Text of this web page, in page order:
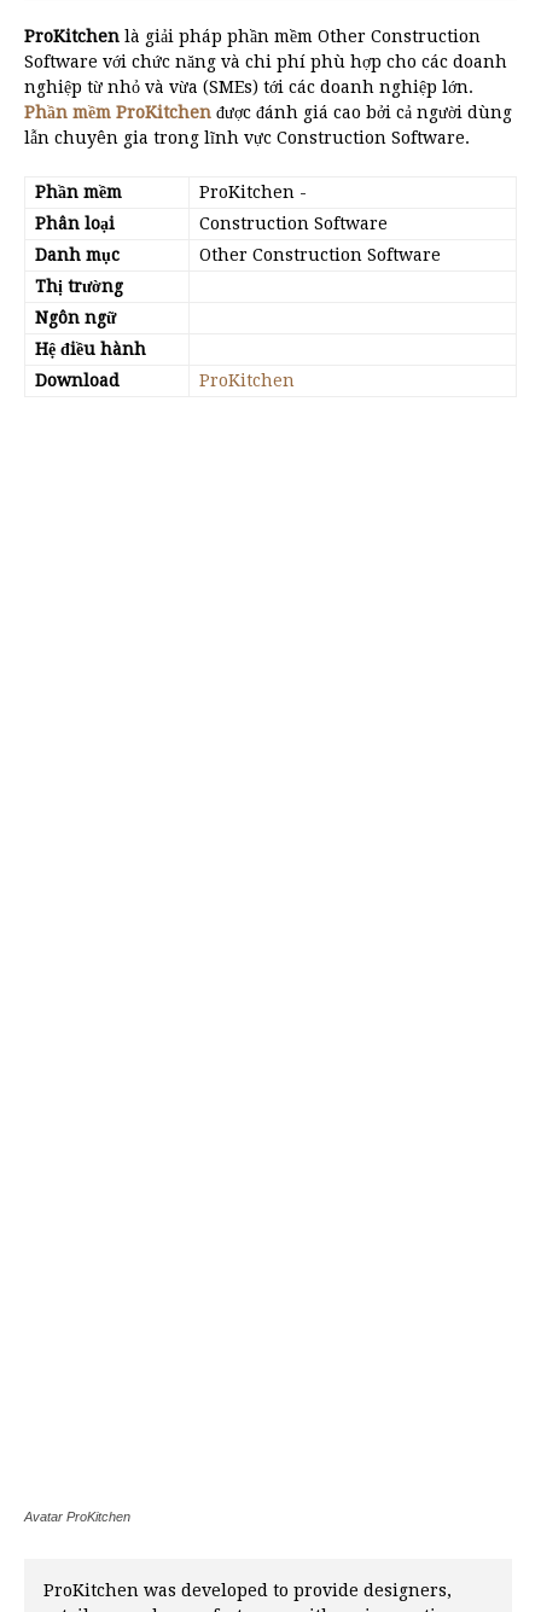
ProKitchen là giải pháp phần mềm Other Construction
Software với chức năng và chi phí phù hợp cho các doanh
nghiệp từ nhỏ và vừa (SMEs) tới các doanh nghiệp lớn.
Phần mềm ProKitchen được đánh giá cao bởi cả người dùng
lẫn chuyên gia trong lĩnh vực Construction Software.
Phần mềm ProKitchen -
Phân loại
Construction Software
Danh mục
Other Construction Software
Thị trường
Ngôn ngữ
Hệ điều hành
Download
ProKitchen
Avatar ProKitchen
ProKitchen was developed to provide designers,